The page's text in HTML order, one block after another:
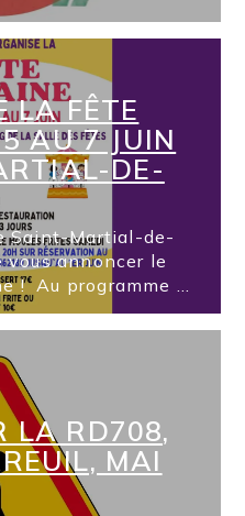
LA FÊTE
AU 7 JUIN
DE-
Saint-Martial-de-
annoncer le
! Au programme ...
LA RD708,
MAI